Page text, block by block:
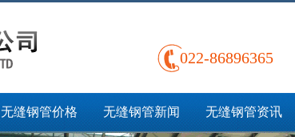
022-86896365
无缝钢管价格 无缝钢管新闻 无缝钢管资讯